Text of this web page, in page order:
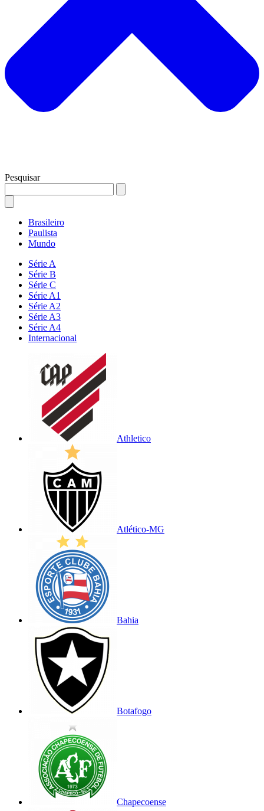
Pesquisar
Brasileiro
Paulista
Mundo
Série A
Série B
Série C
Série A1
Série A2
Série A3
Série A4
Internacional
Athletico
Atlético-MG
Bahia
Botafogo
Chapecoense